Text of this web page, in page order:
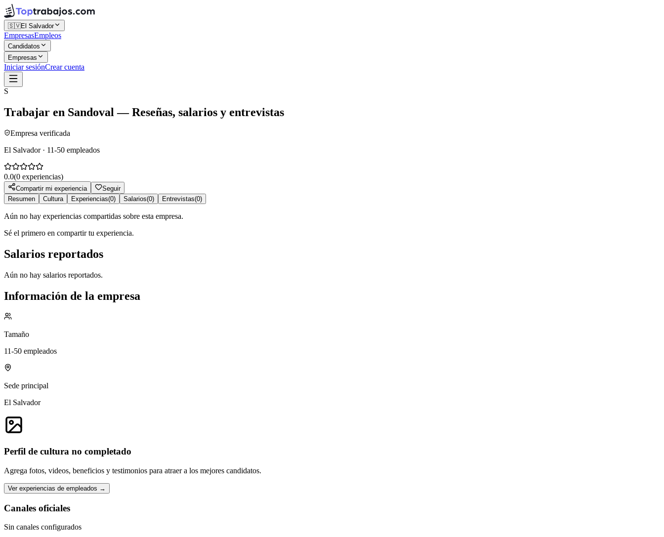
🇸🇻El Salvador
EmpresasEmpleos
Candidatos
Empresas
Iniciar sesiónCrear cuenta
S
Trabajar en Sandoval — Reseñas, salarios y entrevistas
Empresa verificada
El Salvador · 11-50 empleados
0.0(0 experiencias)
Compartir mi experiencia
Seguir
Resumen
Cultura Experiencias(0) Salarios(0) Entrevistas(0)
Aún no hay experiencias compartidas sobre esta empresa.
Sé el primero en compartir tu experiencia.
Salarios reportados
Aún no hay salarios reportados.
Información de la empresa
Tamaño
11-50 empleados
Sede principal
El Salvador
Perfil de cultura no completado
Agrega fotos, videos, beneficios y testimonios para atraer a los mejores candidatos.
Ver experiencias de empleados →
Canales oficiales
Sin canales configurados